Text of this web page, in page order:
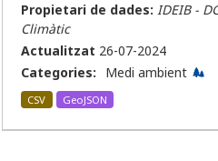
Propietari de dades: IDEIB -
Climàtic
Actualitzat 26-07-2024
Categories:
Medi ambient
CSV GeoJSON